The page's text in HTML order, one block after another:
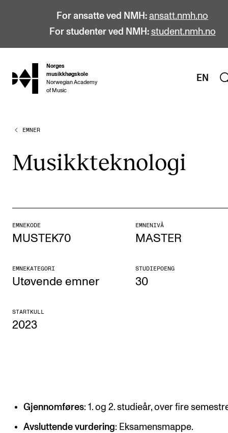
For ansatte ved NMH: ansatt.nmh.no
For studenter ved NMH: student.nmh.no
hjem
Norges
musikkhøgskole
Norwegian Academy
of Music
EN
STUDIER
Bachelor
Doktorgrad
Årsstudium og videreutdanning
Etterutdanning og kurs
Søknad og opptak
FORSKNING
EMNER
Musikk­tek­no­lo­gi
EMNEKODE
MUSTEK70
EMNENIVÅ
MASTER
EMNEKATEGORI
Utøvende emner
STUDIEPOENG
30
STARTKULL
2023
Gjennomføres: 1. og 2. studieår, over fire
Avsluttende vurdering: Eksamensmappe.